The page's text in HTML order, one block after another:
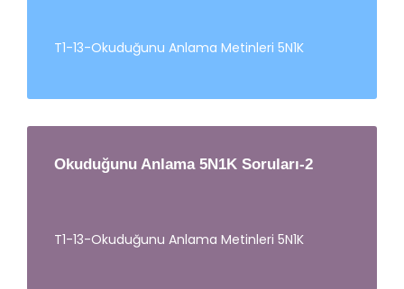
T1-13-Okuduğunu Anlama Metinleri 5N1K
Okuduğunu Anlama 5N1K Soruları-2
T1-13-Okuduğunu Anlama Metinleri 5N1K